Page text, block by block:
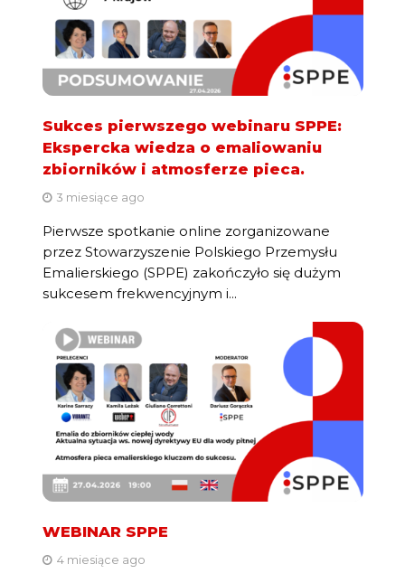
Sukces pierwszego webinaru SPPE:
Ekspercka wiedza o emaliowaniu
zbiorników i atmosferze pieca.
3 miesiące ago
Pierwsze spotkanie online zorganizowane
przez Stowarzyszenie Polskiego Przemysłu
Emalierskiego (SPPE) zakończyło się dużym
sukcesem frekwencyjnym i...
WEBINAR SPPE
4 miesiące ago